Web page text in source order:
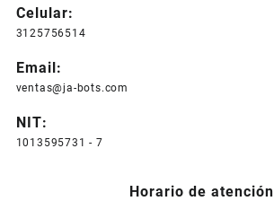
Celular:
3125756514
Email:
ventas@ja-bots.com
NIT:
1013595731 - 7
Horario de atención